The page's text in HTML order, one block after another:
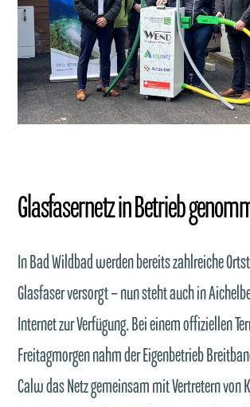
Glasfasernetz in Betrieb
In Bad Wildbad werden bereits zahlreiche
Glasfaser versorgt – nun steht auch in
Internet zur Verfügung. Bei einem offiziellen
Freitagmorgen nahm der Eigenbetrieb
Calw das Netz gemeinsam mit Vertretern von